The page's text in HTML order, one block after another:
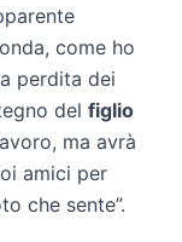
come ho
perdita dei
del figlio
ma avrà
amici per
che sente”.